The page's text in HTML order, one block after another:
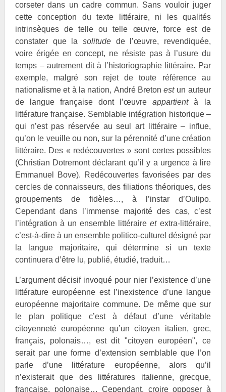
corseter dans un cadre commun. Sans vouloir juger
cette conception du texte littéraire, ni les qualités
intrinsèques de telle ou telle œuvre, force est de
constater que la solitudede l’œuvre, revendiquée,
voire érigée en concept, ne résiste pas à l’usure du
temps – autrement dit à l’historiographie littéraire. Par
exemple, malgré son rejet de toute référence au
nationalisme et à la nation, André Breton estun auteur
de langue française dont l’œuvre appartientà la
littérature française. Semblable intégration historique –
qui n’est pas réservée au seul art littéraire – influe,
qu’on le veuille ou non, sur la pérennité d’une création
littéraire. Des « redécouvertes » sont certes possibles
(Christian Dotremont déclarant qu’il y a urgence à lire
Emmanuel
Bove). Redécouvertes favorisées par des
cercles de connaisseurs, des filiations théoriques, des
groupements de fidèles…, à l’instar d’Oulipo.
Cependant dans l’immense majorité des cas, c’est
l’intégration à un ensemble littéraire etextra-littéraire,
c’est-à-dire à un ensemble politico-culturel désigné par
la langue majoritaire, qui détermine si un texte
continuera d’être lu, publié, étudié, traduit…
L’argument décisif invoqué pour nier l’existence d’une
littérature européenne est l’inexistence d’une langue
européenne majoritaire commune. De même que sur
le plan politique c’est à défaut d’une véritable
citoyenneté européenne qu’un citoyen italien, grec,
français, polonais…, est dit "citoyen européen", ce
serait par une forme d’extension semblable que l’on
parle d’une littérature européenne, alors qu’il
n’existerait que des littératures italienne, grecque,
française, polonaise… Cependant, croire opposer à